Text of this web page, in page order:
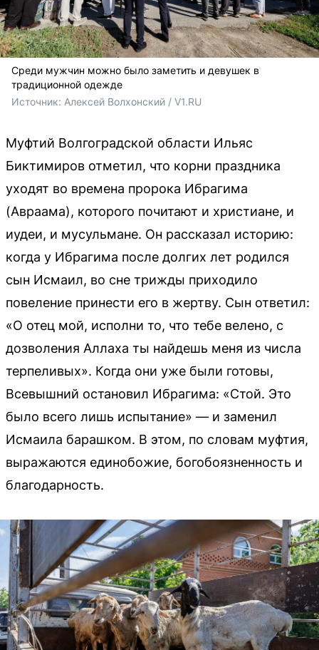
Среди мужчин можно было заметить и девушек в
традиционной одежде
Источник: Алексей Волхонский / V1.RU
Муфтий Волгоградской области Ильяс
Биктимиров отметил, что корни праздника
уходят во времена пророка Ибрагима
(Авраама), которого почитают и христиане, и
иудеи, и мусульмане. Он рассказал историю:
когда у Ибрагима после долгих лет родился
сын Исмаил, во сне трижды приходило
повеление принести его в жертву. Сын ответил:
«О отец мой, исполни то, что тебе велено, с
дозволения Аллаха ты найдешь меня из числа
терпеливых». Когда они уже были готовы,
Всевышний остановил Ибрагима: «Стой. Это
было всего лишь испытание» — и заменил
Исмаила барашком. В этом, по словам муфтия,
выражаются единобожие, богобоязненность и
благодарность.